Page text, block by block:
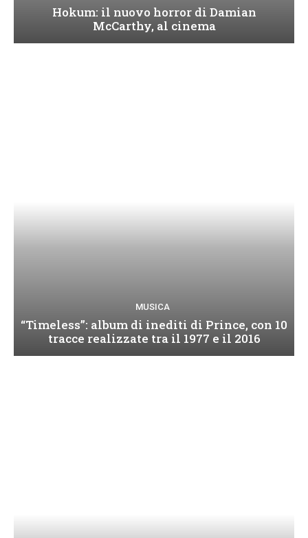
Hokum: il nuovo horror di Damian
McCarthy, al cinema
MUSICA
“Timeless”: album di inediti di Prince, con 10
tracce realizzate tra il 1977 e il 2016